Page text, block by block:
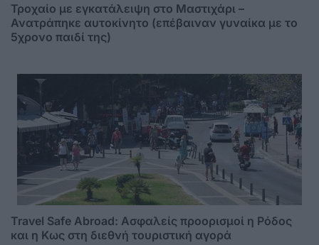
Τροχαίο με εγκατάλειψη στο Μαστιχάρι –
Ανατράπηκε αυτοκίνητο (επέβαιναν γυναίκα με το
5χρονο παιδί της)
Travel Safe Abroad: Ασφαλείς προορισμοί η Ρόδος
και η Κως στη διεθνή τουριστική αγορά